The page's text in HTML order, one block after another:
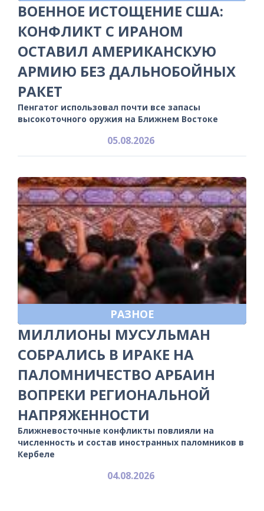
ВОЕННОЕ ИСТОЩЕНИЕ США:
КОНФЛИКТ С ИРАНОМ
ОСТАВИЛ АМЕРИКАНСКУЮ
АРМИЮ БЕЗ ДАЛЬНОБОЙНЫХ
РАКЕТ
Пенгатог использовал почти все запасы
высокоточного оружия на Ближнем Востоке
05.08.2026
РАЗНОЕ
МИЛЛИОНЫ МУСУЛЬМАН
СОБРАЛИСЬ В ИРАКЕ НА
ПАЛОМНИЧЕСТВО АРБАИН
ВОПРЕКИ РЕГИОНАЛЬНОЙ
НАПРЯЖЕННОСТИ
Ближневосточные конфликты повлияли на
численность и состав иностранных паломников в
Кербеле
04.08.2026